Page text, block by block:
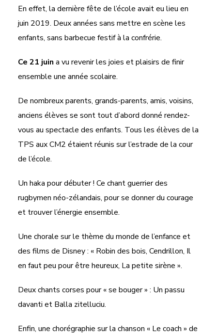
En effet, la dernière fête de l’école avait eu lieu en
juin 2019. Deux années sans mettre en scène les
enfants, sans barbecue festif à la confrérie.
Ce 21 juin a vu revenir les joies et plaisirs de finir
ensemble une année scolaire.
De nombreux parents, grands-parents, amis, voisins,
anciens élèves se sont tout d’abord donné rendez-
vous au spectacle des enfants. Tous les élèves de la
TPS aux CM2 étaient réunis sur l’estrade de la cour
de l’école.
Un haka pour débuter ! Ce chant guerrier des
rugbymen néo-zélandais, pour se donner du courage
et trouver l’énergie ensemble.
Une chorale sur le thème du monde de l’enfance et
des films de Disney : « Robin des bois, Cendrillon, Il
en faut peu pour être heureux, La petite sirène ».
Deux chants corses pour « se bouger » : Un passu
davanti et Balla zitelluciu.
Enfin, une chorégraphie sur la chanson « Le coach » de